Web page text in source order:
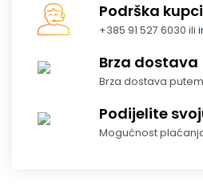
Podrška
+385 91 527 6030 ili
Brza dostava
Brza dostava
Podijelite
Mogućnost